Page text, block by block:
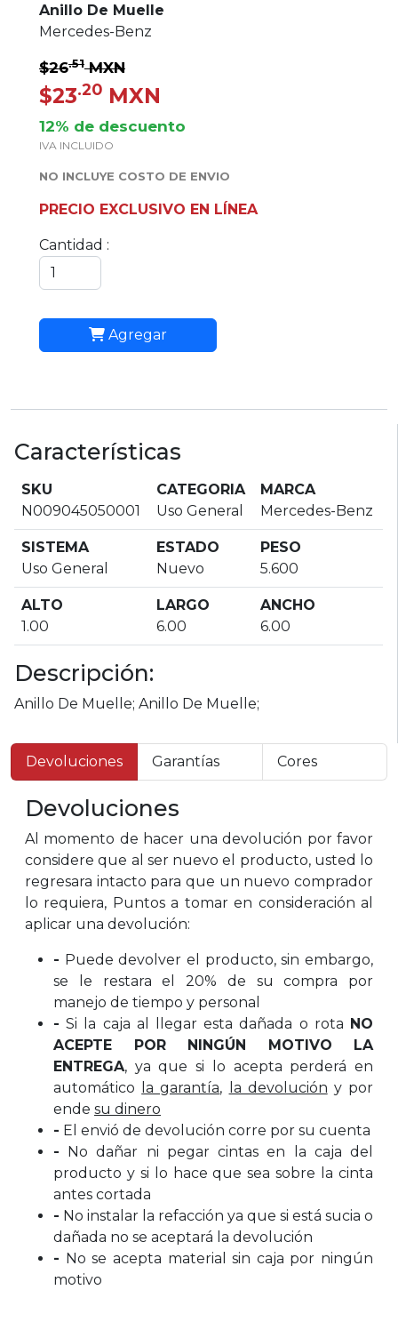
Anillo De Muelle
Mercedes-Benz
$26.51MXN
$23.20 MXN
12% de descuento
IVA INCLUIDO
NO INCLUYE COSTO DE ENVIO
PRECIO EXCLUSIVO EN LÍNEA
Cantidad :
Agregar
Características
SKU
N009045050001
CATEGORIA
Uso General
MARCA
Mercedes-Benz
SISTEMA
Uso General
ESTADO
Nuevo
PESO
5.600
ALTO
1.00
LARGO
6.00
ANCHO
6.00
Descripción:
Anillo De Muelle; Anillo De Muelle;
Devoluciones Garantías Cores
Devoluciones
Al momento de hacer una devolución por favor
considere que al ser nuevo el producto, usted lo
regresara intacto para que un nuevo comprador
lo requiera, Puntos a tomar en consideración al
aplicar una devolución:
- Puede devolver el producto, sin embargo,
se le restara el 20% de su compra por
manejo de tiempo y personal
- Si la caja al llegar esta dañada o rota NO
ACEPTE POR NINGÚN MOTIVO LA
ENTREGA, ya que si lo acepta perderá en
automático
la garantía, la devolución y por
ende su dinero
- El envió de devolución corre por su cuenta
- No dañar ni pegar cintas en la caja del
producto y si lo hace que sea sobre la cinta
antes cortada
- No instalar la refacción ya que si está sucia o
dañada no se aceptará la devolución
- No se acepta material sin caja por ningún
motivo